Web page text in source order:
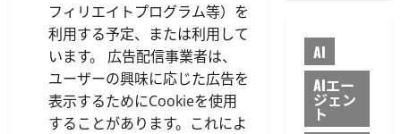
フィリエイトプログラム等）を
利用する予定、または利用して
います。 広告配信事業者は、
ユーザーの興味に応じた広告を
表示するためにCookieを使用
することがあります。これによ
AI
AIエー
ジェン
ト